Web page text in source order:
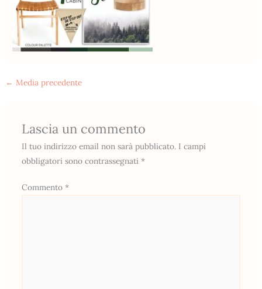
← Media precedente
Lascia un commento
Il tuo indirizzo email non sarà pubblicato. I campi
obbligatori sono contrassegnati *
Commento *